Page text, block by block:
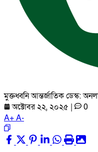
মুক্তধ্বনি আন্তর্জাতিক ডেস্ক:
অক্টোবর ২২, ২০২৫ |
0
A+A-